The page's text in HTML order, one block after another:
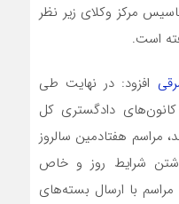
مرکز وکلای زیر نظر
افزود: در نهایت طی
دادگستری کل
مراسم هفتادمین سالروز
شرایط روز و خاص
مراسم با ارسال بسته‌های